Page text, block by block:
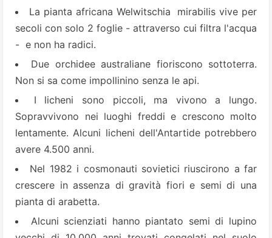
La pianta africana Welwitschia mirabilis vive per
secoli con solo 2 foglie - attraverso cui filtra l'acqua
- e non ha radici.
Due orchidee australiane fioriscono sottoterra.
Non si sa come impollinino senza le api.
I licheni sono piccoli, ma vivono a lungo.
Sopravvivono nei luoghi freddi e crescono molto
lentamente. Alcuni licheni dell'Antartide potrebbero
avere 4.500 anni.
Nel 1982 i cosmonauti sovietici riuscirono a far
crescere in assenza di gravità fiori e semi di una
pianta di arabetta.
Alcuni scienziati hanno piantato semi di lupino